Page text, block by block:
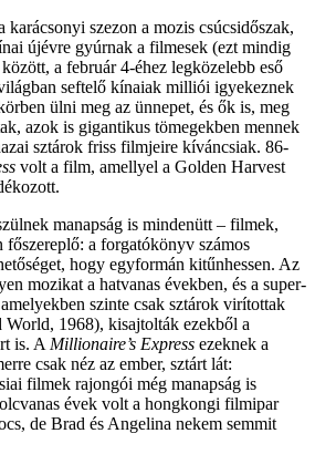
szezon a mozis csúcsidőszak,
újévre gyúrnak a filmesek (ezt mindig
a február 4-éhez legközelebb eső
seftelő kínaiak milliói igyekeznek
ülni meg az ünnepet, és ők is, meg
azok is gigantikus tömegekben mennek
sztárok friss filmjeire kíváncsiak. 86-
volt a film, amellyel a Golden Harvest
manapság is mindenütt – filmek,
főszereplő: a forgatókönyv számos
hogy egyformán kitűnhessen. Az
mozikat a hatvanas években, és a super-
szinte csak sztárok virítottak
1968), kisajtolták ezekből a
is. A Millionaire’s Express ezeknek a
csak néz az ember, sztárt lát:
filmek rajongói még manapság is
évek volt a hongkongi filmipar
de Brad és Angelina nekem semmit